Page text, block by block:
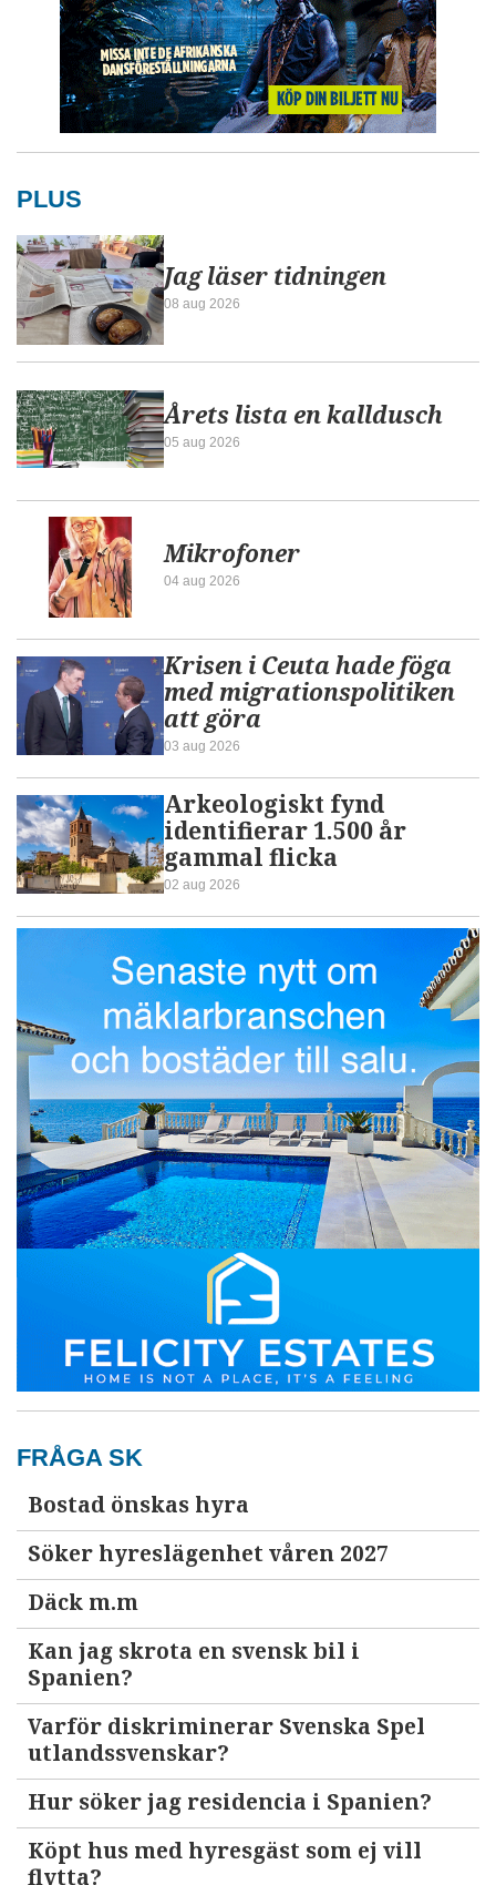
PLUS
Jag läser tidningen
08 aug 2026
Årets lista en kalldusch
05 aug 2026
Mikrofoner
04 aug 2026
Krisen i Ceuta hade föga
med migrationspolitiken
att göra
03 aug 2026
Arkeologiskt fynd
identifierar 1.500 år
gammal flicka
02 aug 2026
FRÅGA SK
Bostad önskas hyra
Söker hyreslägenhet våren 2027
Däck m.m
Kan jag skrota en svensk bil i
Spanien?
Varför diskriminerar Svenska Spel
utlandssvenskar?
Hur söker jag residencia i Spanien?
Köpt hus med hyresgäst som ej vill
flytta?